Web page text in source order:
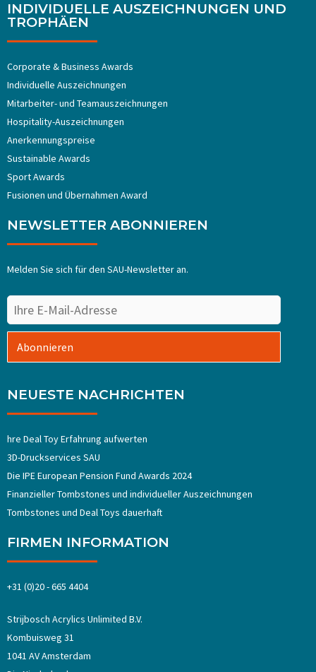
INDIVIDUELLE AUSZEICHNUNGEN UND
TROPHÄEN
Corporate & Business Awards
Individuelle Auszeichnungen
Mitarbeiter- und Teamauszeichnungen
Hospitality-Auszeichnungen
Anerkennungspreise
Sustainable Awards
Sport Awards
Fusionen und Übernahmen Award
NEWSLETTER ABONNIEREN
Melden Sie sich für den SAU-Newsletter an.
Abonnieren
NEUESTE NACHRICHTEN
hre Deal Toy Erfahrung aufwerten
3D-Druckservices SAU
Die IPE European Pension Fund Awards 2024
Finanzieller Tombstones und individueller Auszeichnungen
Tombstones und Deal Toys dauerhaft
FIRMEN INFORMATION
+31 (0)20 - 665 4404
Strijbosch Acrylics Unlimited B.V.
Kombuisweg 31
1041 AV Amsterdam